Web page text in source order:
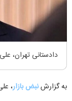
دادستانی تهران،
به گزارشنبض بازار،